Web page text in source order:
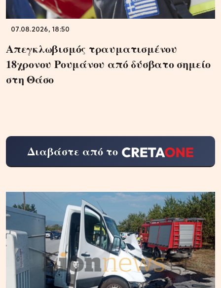
07.08.2026, 18:50
Απεγκλωβισμός τραυματισμένου
18χρονου Ρουμάνου από δύσβατο σημείο
στη Θάσο
Διαβάστε από το